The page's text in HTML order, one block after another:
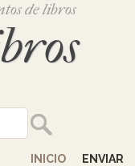
de libros
INICIO
ENVIAR